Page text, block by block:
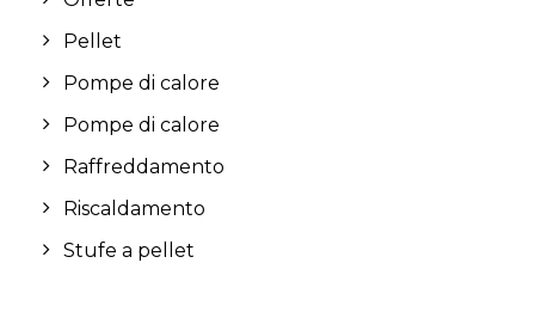
Pellet
Pompe di calore
Pompe di calore
Raffreddamento
Riscaldamento
Stufe a pellet